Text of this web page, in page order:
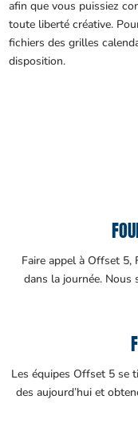
afin que vous puissiez
toute liberté créative.
fichiers des grilles
disposition.
Faire appel à Offset 5,
dans la journée.
Les équipes Offset 5 se
des aujourd’hui et